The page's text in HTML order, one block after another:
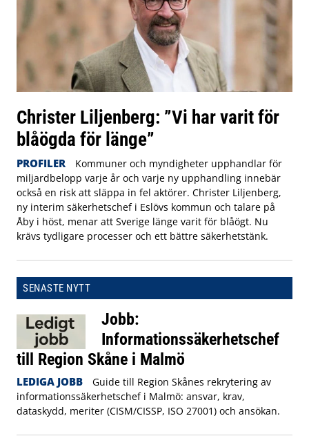
Christer Liljenberg: ”Vi har varit för
blåögda för länge”
PROFILER
Kommuner och myndigheter upphandlar för
miljardbelopp varje år och varje ny upphandling innebär
också en risk att släppa in fel aktörer. Christer Liljenberg,
ny interim säkerhetschef i Eslövs kommun och talare på
Åby i höst, menar att Sverige länge varit för blåögt. Nu
krävs tydligare processer och ett bättre säkerhetstänk.
SENASTE NYTT
Jobb:
Informationssäkerhetschef
till Region Skåne i Malmö
LEDIGA JOBB
Guide till Region Skånes rekrytering av
informationssäkerhetschef i Malmö: ansvar, krav,
dataskydd, meriter (CISM/CISSP, ISO 27001) och ansökan.